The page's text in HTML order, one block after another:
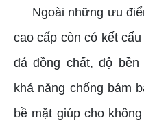
Ngoài những ưu
cao cấp còn có kết
đá đồng chất, độ
khả năng chống bám
bề mặt giúp cho